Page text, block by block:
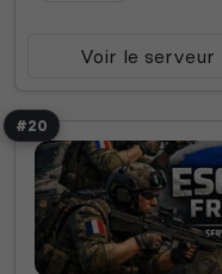
Voir le serveur
#20